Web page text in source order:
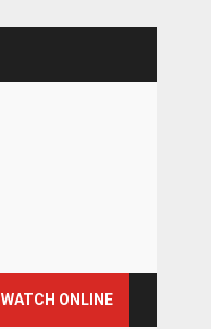
WATCH ONLINE